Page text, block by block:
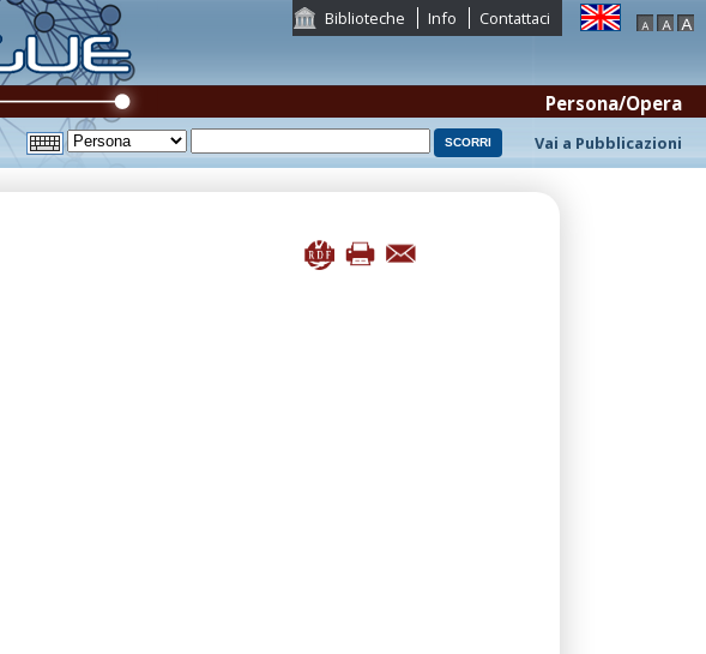
Biblioteche Info Contattaci
Persona/Opera
Vai a Pubblicazioni